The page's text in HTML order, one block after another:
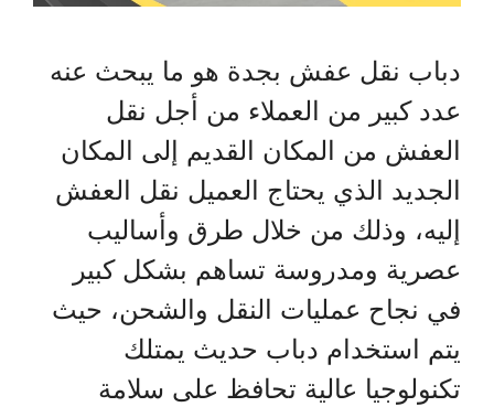
دباب نقل عفش بجدة هو ما يبحث عنه
عدد كبير من العملاء من أجل نقل
العفش من المكان القديم إلى المكان
الجديد الذي يحتاج العميل نقل العفش
إليه، وذلك من خلال طرق وأساليب
عصرية ومدروسة تساهم بشكل كبير
في نجاح عمليات النقل والشحن، حيث
يتم استخدام دباب حديث يمتلك
تكنولوجيا عالية تحافظ على سلامة